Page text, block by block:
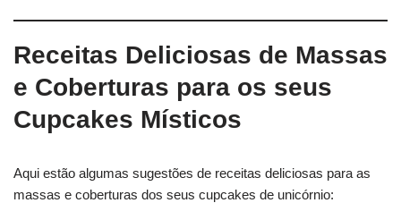
Receitas Deliciosas de Massas
e Coberturas para os seus
Cupcakes Místicos
Aqui estão algumas sugestões de receitas deliciosas para as
massas e coberturas dos seus cupcakes de unicórnio: